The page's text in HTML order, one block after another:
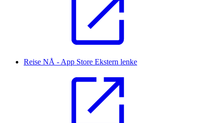
Reise NÅ - App Store Ekstern lenke